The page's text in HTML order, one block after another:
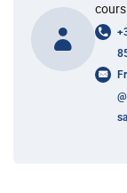
cours
@